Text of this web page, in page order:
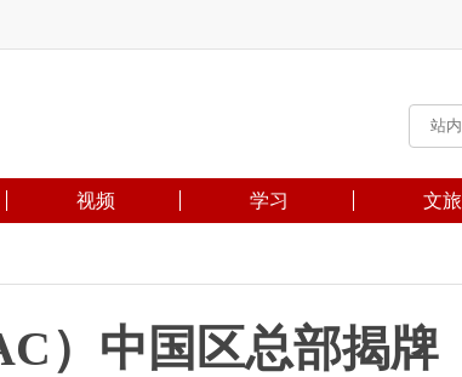
视频 学习 文旅
）中国区总部揭牌